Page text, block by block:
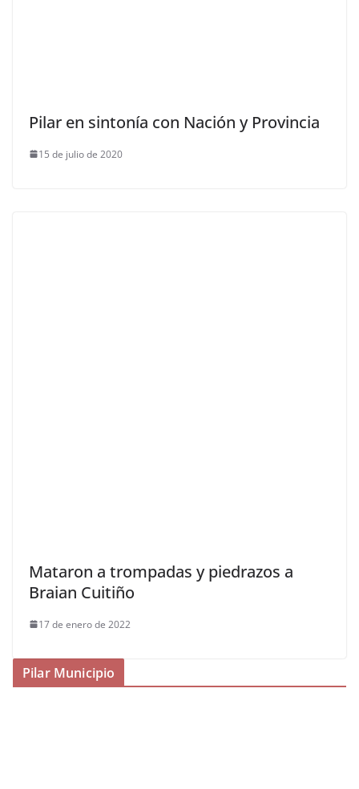
Pilar en sintonía con Nación y Provincia
15 de julio de 2020
Mataron a trompadas y piedrazos a
Braian Cuitiño
17 de enero de 2022
Pilar Municipio